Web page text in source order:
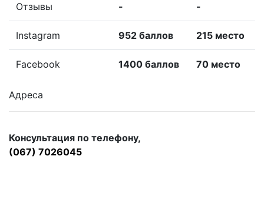
Отзывы - -
Instagram 952 баллов 215 место
Facebook 1400 баллов 70 место
Адреса
Консультация по телефону,
(067) 7026045